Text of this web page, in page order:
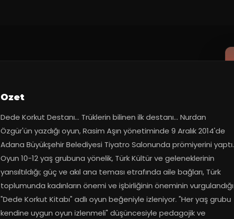
Ozet
Dede Korkut Destanı... Trüklerin bilinen ilk destanı... Nurdan
Özgür'ün yazdığı oyun, Rasim Aşın yönetiminde 9 Aralık 2014'de
Adana Büyükşehir Belediyesi Tiyatro Salonunda prömiyerini yaptı.
Oyun 10-12 yaş grubuna yönelik, Türk Kültür ve geleneklerinin
yansıltıldığı; güç ve akıl ana teması etrafında aile bağları, Türk
toplumunda kadınların önemi ve işbirliğinin öneminin vurgulandığı
"Dede Korkut Kitabı" adlı oyun beğeniyle izleniyor. "Her yaş grubu
kendine uygun oyun izlenmeli" düşüncesiyle pedagojik ve